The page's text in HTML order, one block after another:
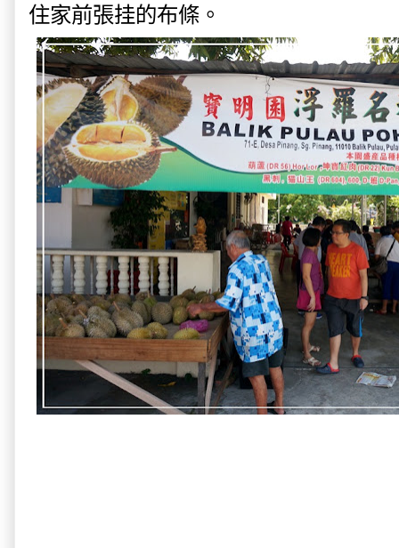
住家前張挂的布條。